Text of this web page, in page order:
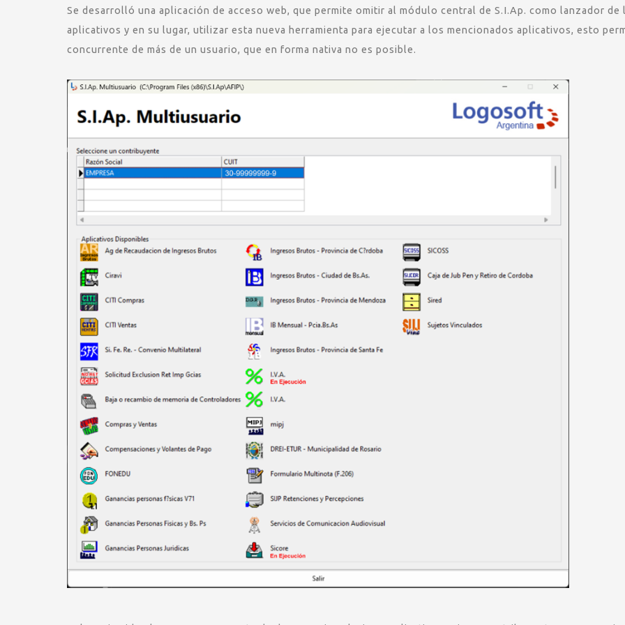
Se desarrolló una aplicación de acceso web, que permite omitir al módulo central de S.I.Ap. como lanzador
aplicativos y en su lugar, utilizar esta nueva herramienta para ejecutar a los mencionados aplicativos, esto
concurrente de más de un usuario, que en forma nativa no es posible.